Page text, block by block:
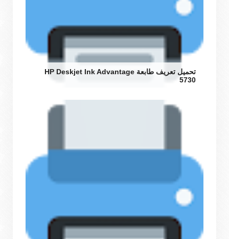
تحميل تعريف طابعة HP Deskjet Ink Advantage
5730